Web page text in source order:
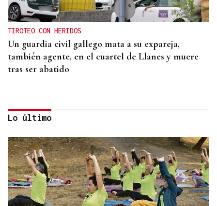
TIROTEO CON HERIDOS
Un guardia civil gallego mata a su expareja,
también agente, en el cuartel de Llanes y muere
tras ser abatido
Lo último